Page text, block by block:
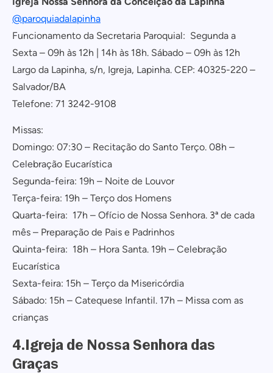
@paroquiadalapinha
Funcionamento da Secretaria Paroquial: Segunda a
Sexta – 09h às 12h | 14h às 18h. Sábado – 09h às 12h
Largo da Lapinha, s/n, Igreja, Lapinha. CEP: 40325-220 –
Salvador/BA
Telefone: 71 3242-9108
Missas:
Domingo: 07:30 – Recitação do Santo Terço. 08h –
Celebração Eucarística
Segunda-feira: 19h – Noite de Louvor
Terça-feira: 19h – Terço dos Homens
Quarta-feira: 17h – Ofício de Nossa Senhora. 3ª de cada
mês – Preparação de Pais e Padrinhos
Quinta-feira: 18h – Hora Santa. 19h – Celebração
Eucarística
Sexta-feira: 15h – Terço da Misericórdia
Sábado: 15h – Catequese Infantil. 17h – Missa com as
crianças
4.Igreja de Nossa Senhora das
Graças